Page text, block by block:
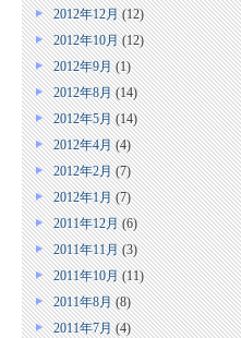
2012年12月(12)
2012年10月(12)
2012年9月(1)
2012年8月(14)
2012年5月(14)
2012年4月(4)
2012年2月(7)
2012年1月(7)
2011年12月(6)
2011年11月(3)
2011年10月(11)
2011年8月(8)
2011年7月(4)